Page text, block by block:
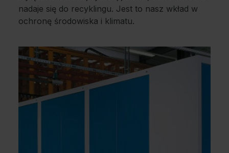
nadaje się do recyklingu. Jest to nasz wkład w
ochronę środowiska i klimatu.